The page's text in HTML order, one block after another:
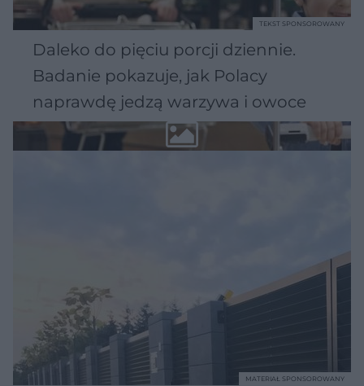
Daleko do pięciu porcji dziennie.
Badanie pokazuje, jak Polacy
naprawdę jedzą warzywa i owoce
TEKST SPONSOROWANY
MATERIAŁ SPONSOROWANY